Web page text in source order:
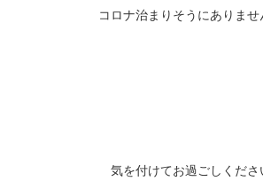
コロナ治まりそうにありませ
気を付けてお過ごしくださ